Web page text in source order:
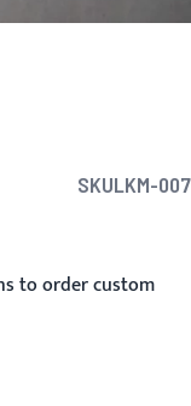
SKULKM-007
to order custom